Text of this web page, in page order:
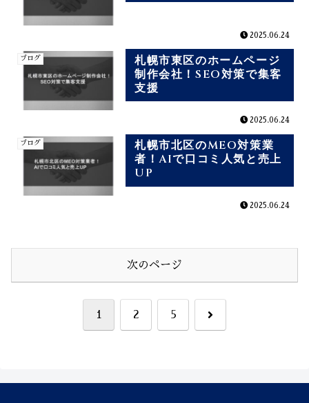
2025.06.24
ブログ
札幌市東区のホームページ
制作会社！SEO対策で集客
支援
2025.06.24
ブログ
札幌市北区のMEO対策業
者！AIで口コミ人気と売上
UP
2025.06.24
次のページ
1 2 5 次